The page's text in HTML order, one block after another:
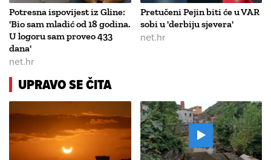
Potresna ispovijest iz Gline:
'Bio sam mladić od 18 godina.
U logoru sam proveo 433
dana'
net.hr
Pretučeni Pejin biti će u VAR
sobi u 'derbiju sjevera'
net.hr
UPRAVO SE ČITA